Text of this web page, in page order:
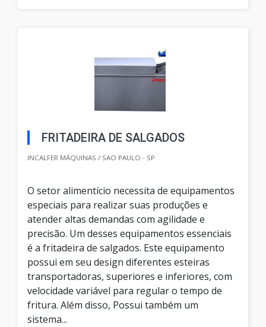
FRITADEIRA DE SALGADOS
INCALFER MÁQUINAS / SAO PAULO - SP
O setor alimentício necessita de equipamentos
especiais para realizar suas produções e
atender altas demandas com agilidade e
precisão. Um desses equipamentos essenciais
é a fritadeira de salgados. Este equipamento
possui em seu design diferentes esteiras
transportadoras, superiores e inferiores, com
velocidade variável para regular o tempo de
fritura. Além disso, Possui também um
sistema...